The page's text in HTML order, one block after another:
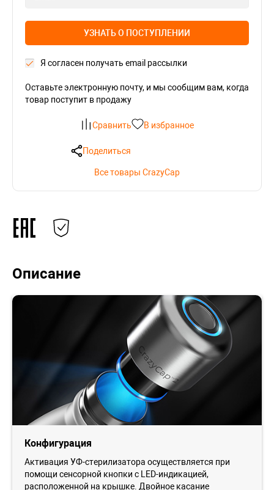
УЗНАТЬ О ПОСТУПЛЕНИИ
Я согласен получать email рассылки
Оставьте электронную почту, и мы сообщим вам, когда
товар поступит в продажу
Сравнить В избранное
Поделиться
Все товары CrazyCap
Описание
Конфигурация
Активация УФ-стерилизатора осуществляется при
помощи сенсорной кнопки с LED-индикацией,
расположенной на крышке. Двойное касание